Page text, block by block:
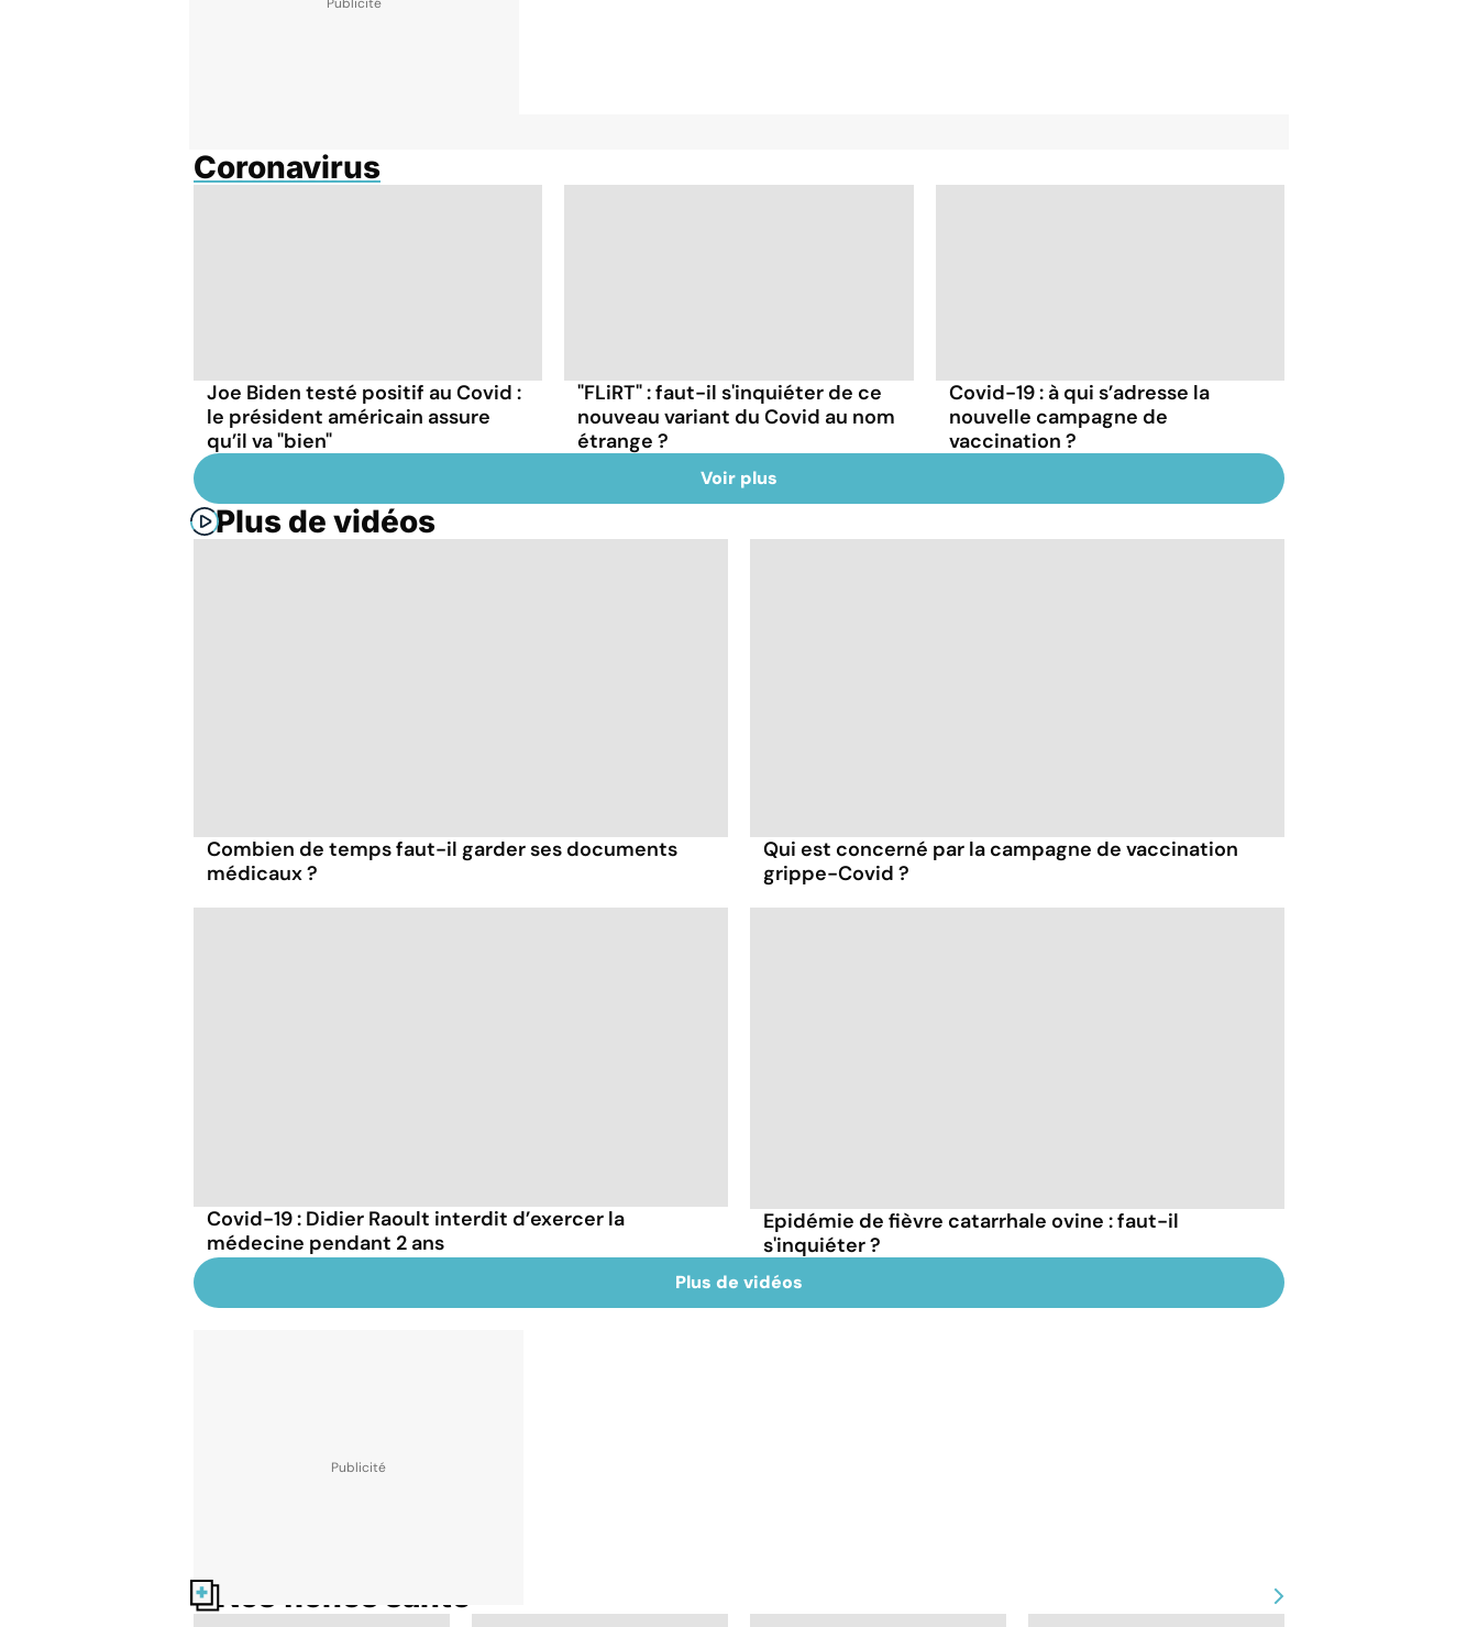
Coronavirus
Joe Biden testé positif au Covid :
le président américain assure
qu’il va "bien"
"FLiRT" : faut-il s'inquiéter de ce
nouveau variant du Covid au nom
étrange ?
Covid-19 : à qui s’adresse la
nouvelle campagne de
vaccination ?
Voir plus
Plus de vidéos
Combien de temps faut-il garder ses documents
médicaux ?
Qui est concerné par la campagne de vaccination
grippe-Covid ?
Covid-19 : Didier Raoult interdit d’exercer la
médecine pendant 2 ans
Epidémie de fièvre catarrhale ovine : faut-il
s'inquiéter ?
Plus de vidéos
Nos fiches santé